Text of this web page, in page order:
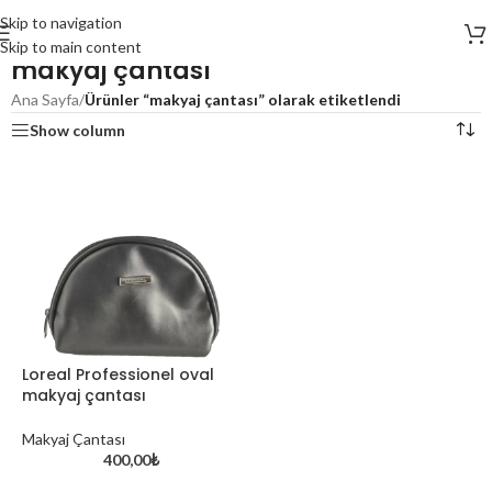
Skip to navigation
Skip to main content
makyaj çantası
Ana Sayfa/Ürünler “makyaj çantası” olarak etiketlendi
Show column
Loreal Professionel oval
makyaj çantası
Makyaj Çantası
400,00₺